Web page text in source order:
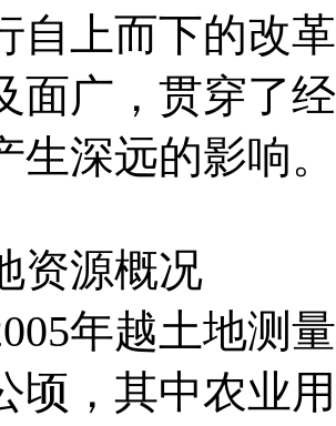
自上而下的改
面广，贯穿了
生深远的影响。
资源概况
年越土地测
顷，其中农业